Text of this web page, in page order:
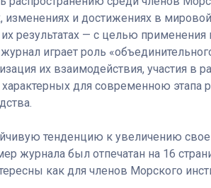
изменениях и достижениях в
результатах — с целью
играет роль
их взаимодействия, участия в
для современною этапа
тенденцию к увеличению
журнала был отпечатан на 16
как для членов Морского